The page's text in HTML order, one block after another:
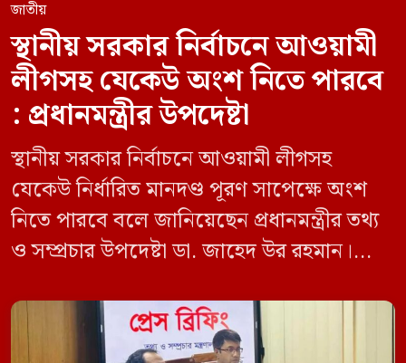
জাতীয়
স্থানীয় সরকার নির্বাচনে আওয়ামী
লীগসহ যেকেউ অংশ নিতে পারবে
: প্রধানমন্ত্রীর উপদেষ্টা
স্থানীয় সরকার নির্বাচনে আওয়ামী লীগসহ
যেকেউ নির্ধারিত মানদণ্ড পূরণ সাপেক্ষে অংশ
নিতে পারবে বলে জানিয়েছেন প্রধানমন্ত্রীর তথ্য
ও সম্প্রচার উপদেষ্টা ডা. জাহেদ উর রহমান।
সম্মেলন কক্ষে এক প্রেস ব্রিফিংয়ে সাংবাদিকদের
এক প্রশ্নের জবাবে তিনি এ কথা বলেন।